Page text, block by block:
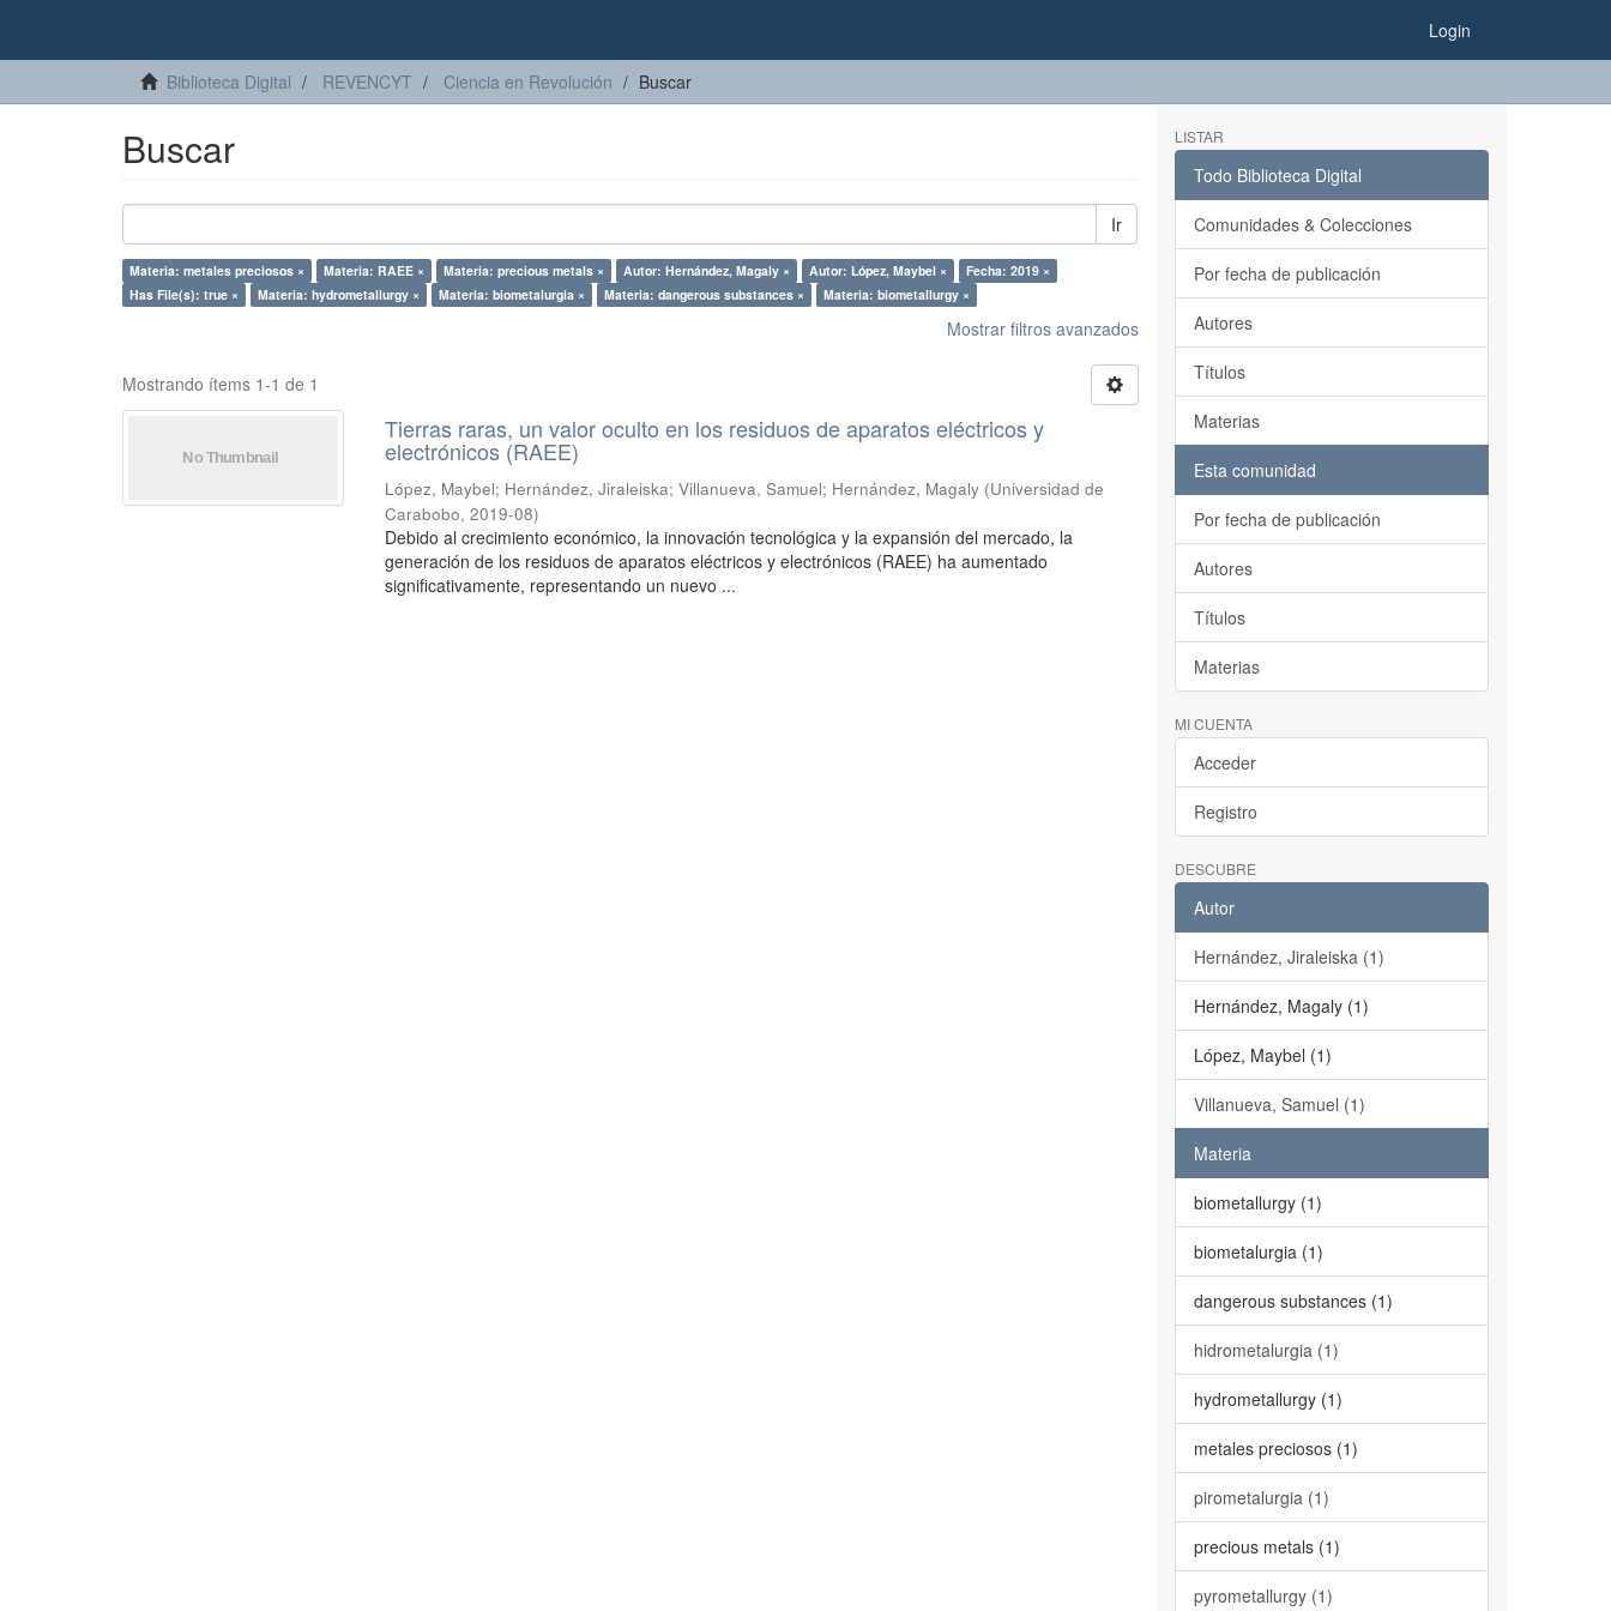
Login
Biblioteca Digital REVENCYT Ciencia en Revolución Buscar
Buscar
Ir
Materia: metales preciosos × Materia: RAEE × Materia: precious metals × Autor: Hernández, Magaly × Autor: López, Maybel ×
Fecha: 2019 ×
Has File(s): true ×
Materia: hydrometallurgy × Materia: biometalurgia × Materia: dangerous substances × Materia: biometallurgy ×
Mostrar filtros avanzados
Mostrando ítems 1-1 de 1
Tierras raras, un valor oculto en los residuos de aparatos eléctricos y
electrónicos (RAEE)
López, Maybel; Hernández, Jiraleiska;Villanueva, Samuel; Hernández, Magaly (Universidad de
Carabobo,2019-08)
Debido al crecimiento económico, la innovación tecnológica y la expansión del mercado, la
generación de los residuos de aparatos eléctricos y electrónicos (RAEE) ha aumentado
significativamente, representando un nuevo ...
LISTAR
Todo Biblioteca Digital
Comunidades & Colecciones
Por fecha de publicación
Autores
Títulos
Materias
Esta comunidad
Por fecha de publicación
Autores
Títulos
Materias
MI CUENTA
Acceder
Registro
DESCUBRE
Autor
Hernández, Jiraleiska (1)
Hernández, Magaly (1)
López, Maybel (1)
Villanueva, Samuel (1)
Materia
biometallurgy (1)
biometalurgia (1)
dangerous substances (1)
hidrometalurgia (1)
hydrometallurgy (1)
metales preciosos (1)
pirometalurgia (1)
precious metals (1)
pyrometallurgy (1)